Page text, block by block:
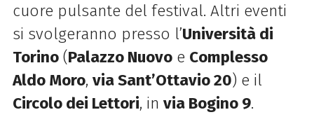
cuore pulsante del festival. Altri eventi
si svolgeranno presso l’Università di
Torino(Palazzo Nuovoe Complesso
Aldo Moro, via Sant’Ottavio 20) e il
Circolo dei Lettori, in via Bogino 9.